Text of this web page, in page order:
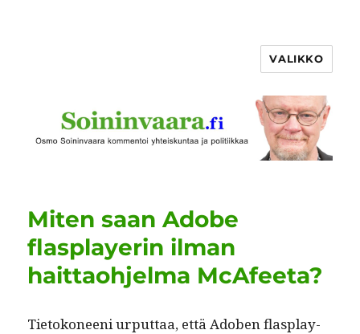
VALIKKO
Miten saan Adobe
flasplayerin ilman
haittaohjelma McAfeeta?
Tietokoneeni urput­taa, että Adoben flas­play­